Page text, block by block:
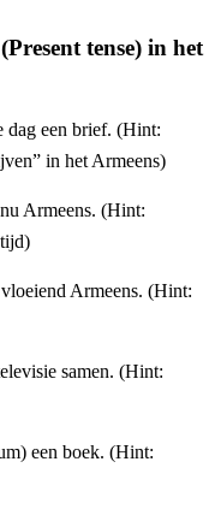
tense) in het
dag een brief. (Hint:
in het Armeens)
Armeens. (Hint:
Armeens. (Hint:
samen. (Hint:
een boek. (Hint: